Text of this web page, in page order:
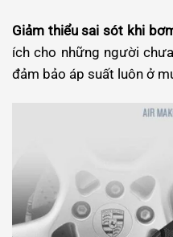
Giảm thiểu sai sót khi
ích cho những người
đảm bảo áp suất luôn ở